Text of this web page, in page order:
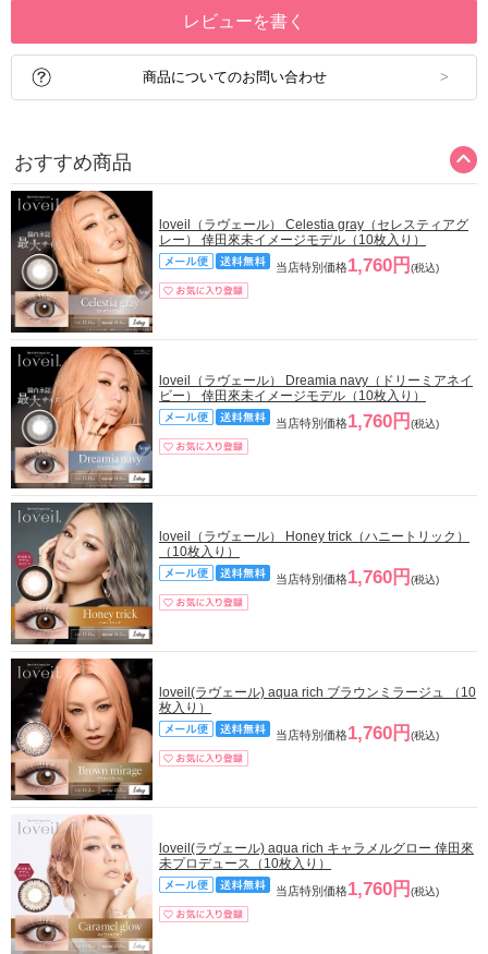
レビューを書く
商品についてのお問い合わせ
おすすめ商品
loveil（ラヴェール） Celestia gray（セレスティアグ
レー） 倖田來未イメージモデル（10枚入り）
当店特別価格1,760円 (税込)
loveil（ラヴェール） Dreamia navy（ドリーミアネイ
ビー） 倖田來未イメージモデル（10枚入り）
当店特別価格1,760円 (税込)
loveil（ラヴェール） Honey trick（ハニートリック）
（10枚入り）
当店特別価格1,760円 (税込)
loveil(ラヴェール) aqua rich ブラウンミラージュ （10
枚入り）
当店特別価格1,760円 (税込)
loveil(ラヴェール) aqua rich キャラメルグロー 倖田來
未プロデュース（10枚入り）
当店特別価格1,760円 (税込)